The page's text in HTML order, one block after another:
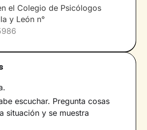
el Colegio de Psicólogos
y León n°
escuchar. Pregunta cosas
situación y se muestra